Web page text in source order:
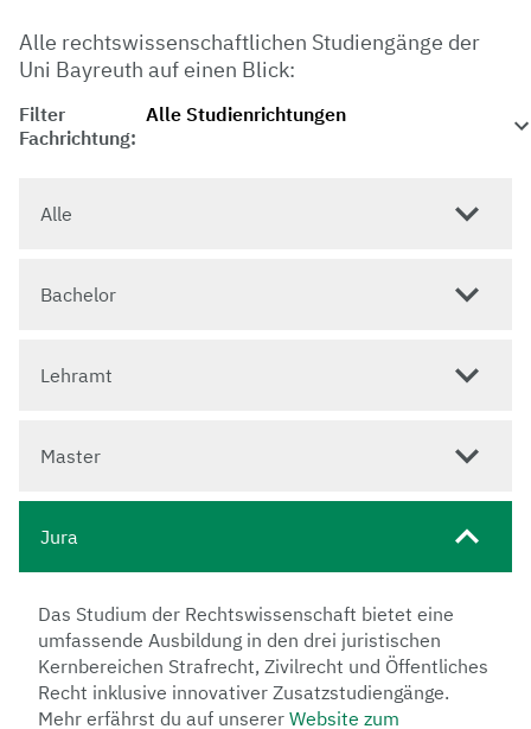
Alle rechtswissenschaftlichen Studiengänge der
Uni Bayreuth auf einen Blick:
Filter
Fachrichtung:
Alle
Bachelor
Lehramt
Master
Jura
Das Studium der Rechtswissenschaft bietet eine
umfassende Ausbildung in den drei juristischen
Kernbereichen Strafrecht, Zivilrecht und Öffentliches
Recht inklusive innovativer Zusatzstudiengänge.
Mehr erfährst du auf unserer Website zum